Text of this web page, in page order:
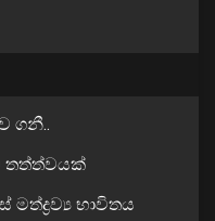
ගනී..
තත්ත්වයක්
භාවිතය